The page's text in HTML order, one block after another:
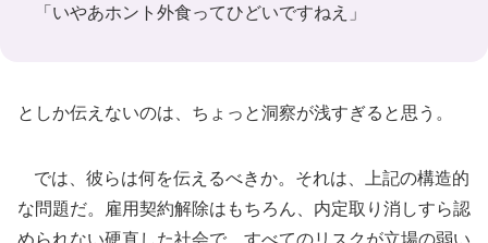
「いやあホント外食ってひどいですねえ」
としか伝えないのは、ちょっと洞察が浅すぎると思う。
では、彼らは何を伝えるべきか。それは、上記の構造的
な問題だ。雇用契約解除はもちろん、内定取り消しすら認
められない硬直した社会で、すべてのリスクが立場の弱い